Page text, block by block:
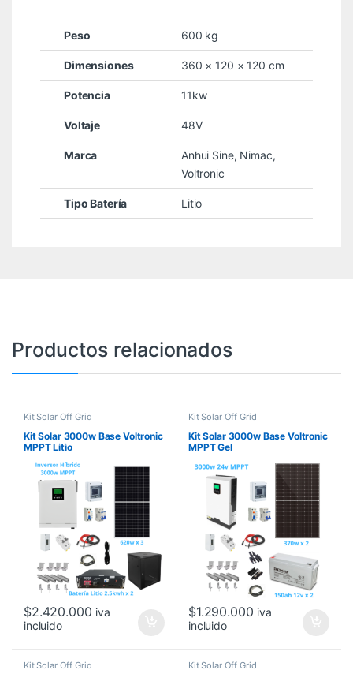
Peso 600 kg
Dimensiones 360 × 120 × 120 cm
Potencia 11kw
Voltaje 48V
Marca Anhui Sine, Nimac,
Voltronic
Tipo Batería Litio
Productos relacionados
Kit Solar Off Grid
Kit Solar 3000w Base Voltronic
MPPT Litio
$2.420.000 iva
incluido
Kit Solar Off Grid
Kit Solar 3000w Base Voltronic
MPPT Gel
$1.290.000 iva
incluido
Kit Solar Off Grid Kit Solar Off Grid